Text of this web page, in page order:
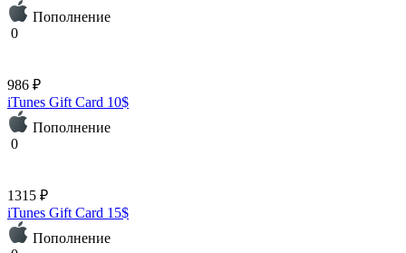
Пополнение
0
986 ₽
iTunes Gift Card 10$
Пополнение
0
1315 ₽
iTunes Gift Card 15$
Пополнение